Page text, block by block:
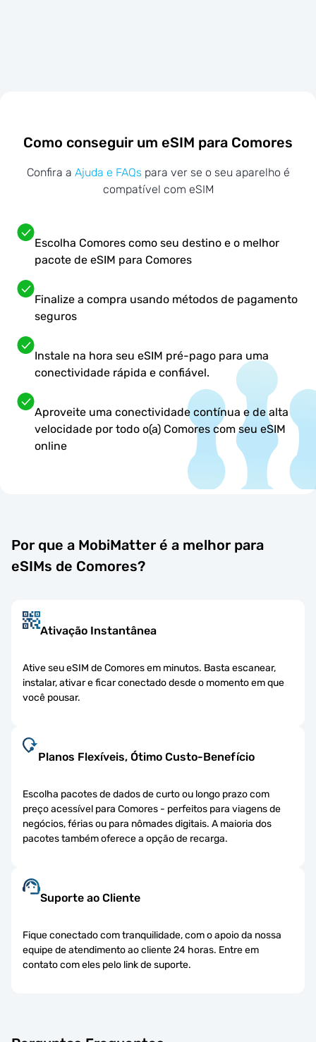
Como conseguir um eSIM para Comores
Confira a Ajuda e FAQs para ver se o seu aparelho é
compatível com eSIM
Escolha Comores como seu destino e o melhor
pacote de eSIM para Comores
Finalize a compra usando métodos de pagamento
seguros
Instale na hora seu eSIM pré-pago para uma
conectividade rápida e confiável.
Aproveite uma conectividade contínua e de alta
velocidade por todo o(a) Comores com seu eSIM
online
Por que a MobiMatter é a melhor para
eSIMs de Comores?
Ativação Instantânea
Ative seu eSIM de Comores em minutos. Basta escanear,
instalar, ativar e ficar conectado desde o momento em que
você pousar.
Planos Flexíveis, Ótimo Custo-Benefício
Escolha pacotes de dados de curto ou longo prazo com
preço acessível para Comores - perfeitos para viagens de
negócios, férias ou para nômades digitais. A maioria dos
pacotes também oferece a opção de recarga.
Suporte ao Cliente
Fique conectado com tranquilidade, com o apoio da nossa
equipe de atendimento ao cliente 24 horas. Entre em
contato com eles pelo link de suporte.